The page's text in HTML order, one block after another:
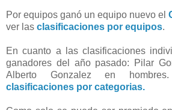
Por equipos ganó un equipo nuevo el
ver las clasificaciones por equipos.
En cuanto a las clasificaciones
ganadores del año pasado: Pilar
Alberto Gonzalez en
clasificaciones por categorias.